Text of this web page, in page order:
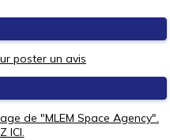
poster un avis
de "MLEM Space Agency".
ICI.